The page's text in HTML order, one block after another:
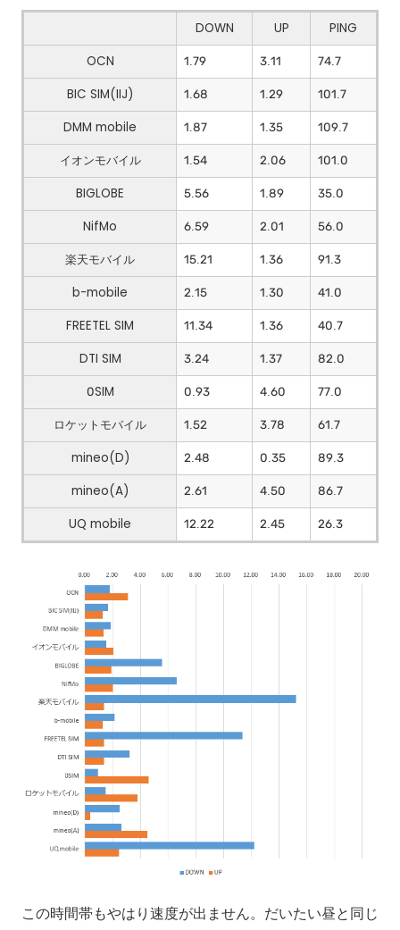
DOWN UP
PING
OCN
1.79 3.11
74.7
BIC SIM(IIJ)
1.68 1.29
101.7
DMM mobile
1.87 1.35
109.7
イオンモバイル
1.54 2.06
101.0
BIGLOBE
5.56 1.89
35.0
NifMo
6.59 2.01
56.0
楽天モバイル
15.21 1.36
91.3
b-mobile
2.15 1.30
41.0
FREETEL SIM
11.34 1.36
40.7
DTI SIM
3.24 1.37
82.0
0SIM
0.93 4.60
77.0
ロケットモバイル
1.52 3.78
61.7
mineo(D)
2.48 0.35
89.3
mineo(A)
2.61 4.50
86.7
UQ mobile
12.22 2.45 26.3
この時間帯もやはり速度が出ません。だいたい昼と同じ